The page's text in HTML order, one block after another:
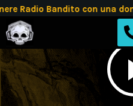
Bandito con una